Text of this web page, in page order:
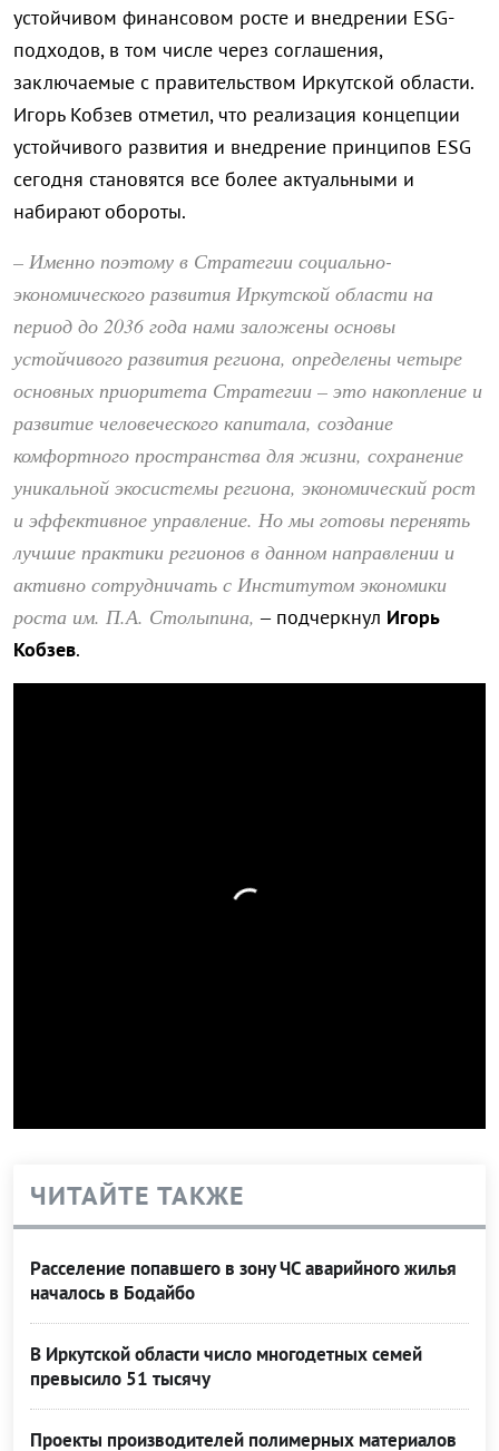
устойчивом финансовом росте и внедрении ESG-
подходов, в том числе через соглашения,
заключаемые с правительством Иркутской области.
Игорь Кобзев отметил, что реализация концепции
устойчивого развития и внедрение принципов ESG
сегодня становятся все более актуальными и
набирают обороты.
– Именно поэтому в Стратегии социально-
экономического развития Иркутской области на
период до 2036 года нами заложены основы
устойчивого развития региона, определены четыре
основных приоритета Стратегии – это накопление и
развитие человеческого капитала, создание
комфортного пространства для жизни, сохранение
уникальной экосистемы региона, экономический рост
и эффективное управление. Но мы готовы перенять
лучшие практики регионов в данном направлении и
активно сотрудничать с Институтом экономики
роста им. П.А. Столыпина, – подчеркнул Игорь
Кобзев.
ЧИТАЙТЕ ТАКЖЕ
Расселение попавшего в зону ЧС аварийного жилья
началось в Бодайбо
В Иркутской области число многодетных семей
превысило 51 тысячу
Проекты производителей полимерных материалов